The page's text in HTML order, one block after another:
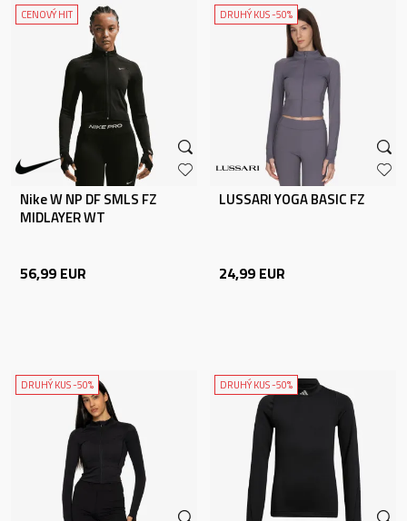
CENOVÝ HIT
Nike W NP DF SMLS FZ
MIDLAYER WT
56,99 EUR
DRUHÝ KUS -50%
LUSSARI YOGA BASIC FZ
24,99 EUR
DRUHÝ KUS -50% DRUHÝ KUS -50%